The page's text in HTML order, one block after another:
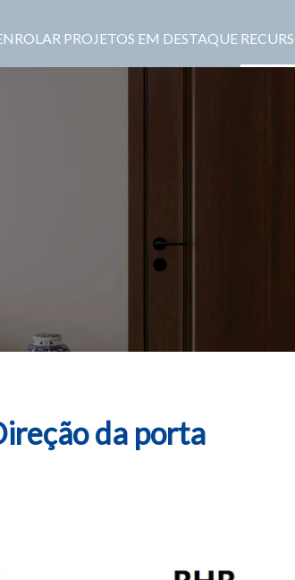
PROJETOS EM DESTAQUE
da porta